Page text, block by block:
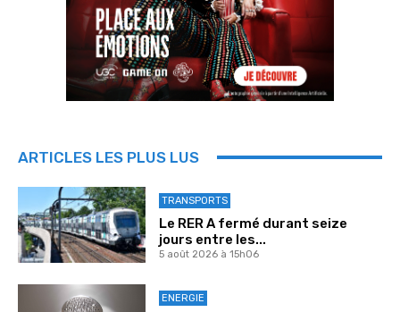
ARTICLES LES PLUS LUS
TRANSPORTS
Le RER A fermé durant seize
jours entre les...
5 août 2026 à 15h06
ENERGIE